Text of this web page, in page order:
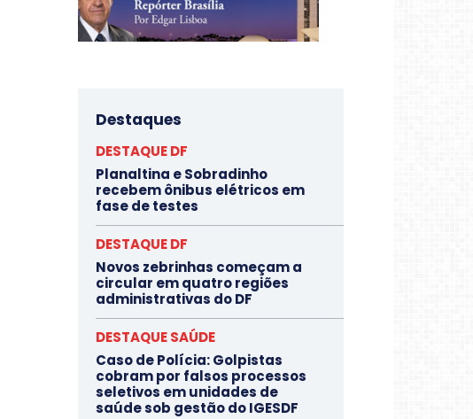
Destaques
DESTAQUE DF
Planaltina e Sobradinho
recebem ônibus elétricos em
fase de testes
DESTAQUE DF
Novos zebrinhas começam a
circular em quatro regiões
administrativas do DF
DESTAQUE SAÚDE
Caso de Polícia: Golpistas
cobram por falsos processos
seletivos em unidades de
saúde sob gestão do IGESDF